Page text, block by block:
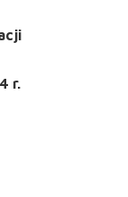
r.